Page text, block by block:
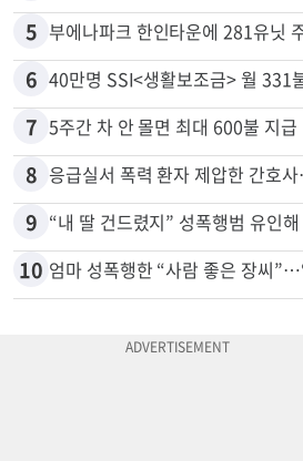
5 부에나파크 한인타운에 281유닛
6 40만명 SSI<생활보조금> 월 331
7 5주간 차 안 몰면 최대 600불 지급
8 응급실서 폭력 환자 제압한 간호
9
10